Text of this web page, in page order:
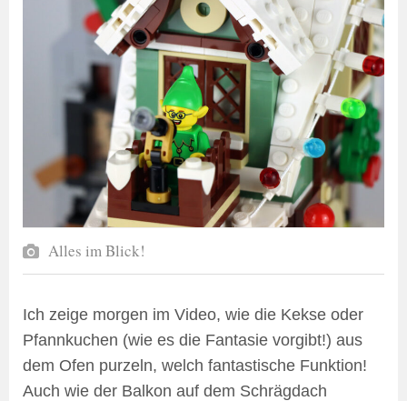
Alles im Blick!
Ich zeige morgen im Video, wie die Kekse oder
Pfannkuchen (wie es die Fantasie vorgibt!) aus
dem Ofen purzeln, welch fantastische Funktion!
Auch wie der Balkon auf dem Schrägdach